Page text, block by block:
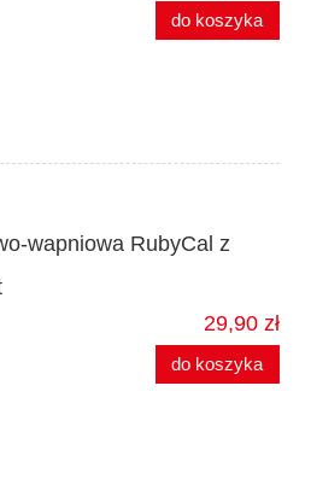
do koszyka
wapniowa RubyCal z
29,90 zł
do koszyka